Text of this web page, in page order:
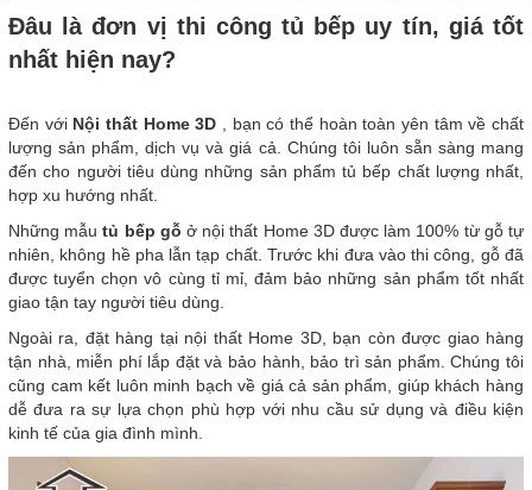
Đâu là đơn vị thi công tủ bếp uy tín, giá tốt
nhất hiện nay?
Đến với Nội thất Home 3D , bạn có thể hoàn toàn yên tâm về chất
lượng sản phẩm, dịch vụ và giá cả. Chúng tôi luôn sẵn sàng mang
đến cho người tiêu dùng những sản phẩm tủ bếp chất lượng nhất,
hợp xu hướng nhất.
Những mẫutủ bếp gỗ ở nội thất Home 3D được làm 100% từ gỗ tự
nhiên, không hề pha lẫn tạp chất. Trước khi đưa vào thi công, gỗ đã
được tuyển chọn vô cùng tỉ mỉ, đảm bảo những sản phẩm tốt nhất
giao tận tay người tiêu dùng.
Ngoài ra, đặt hàng tại nội thất Home 3D, bạn còn được giao hàng
tận nhà, miễn phí lắp đặt và bảo hành, bảo trì sản phẩm. Chúng tôi
cũng cam kết luôn minh bạch về giá cả sản phẩm, giúp khách hàng
dễ đưa ra sự lựa chọn phù hợp với nhu cầu sử dụng và điều kiện
kinh tế của gia đình mình.